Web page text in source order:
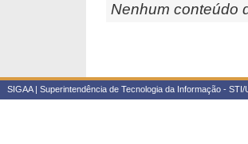
Nenhum conteúdo
SIGAA | Superintendência de Tecnologia da Informação -